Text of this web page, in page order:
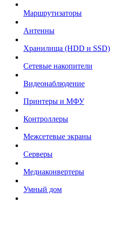
Маршрутизаторы
Антенны
Хранилища (HDD и SSD)
Сетевые накопители
Видеонаблюдение
Принтеры и МФУ
Контроллеры
Межсетевые экраны
Серверы
Медиаконвертеры
Умный дом